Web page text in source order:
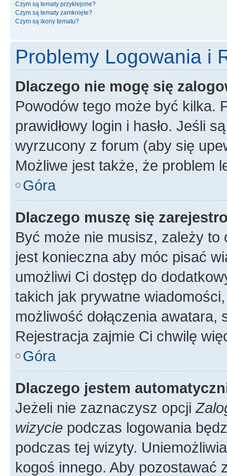
Czym są tematy przyklejone?
Czym są tematy zamknięte?
Czym są ikony tematu?
Problemy Logowania i
Dlaczego nie mogę się
Powodów tego może być kilka.
prawidłowy login i hasło. Jeśli
wyrzucony z forum (aby się
Możliwe jest także, że problem
Góra
Dlaczego muszę się
Być może nie musisz, zależy
jest konieczna aby móc pisać
umożliwi Ci dostęp do
takich jak prywatne
możliwość dołączenia
Rejestracja zajmie Ci chwilę
Góra
Dlaczego jestem
Jeżeli nie zaznaczysz opcji
wizycie podczas logowania
podczas tej wizyty.
kogoś innego. Aby pozostawać